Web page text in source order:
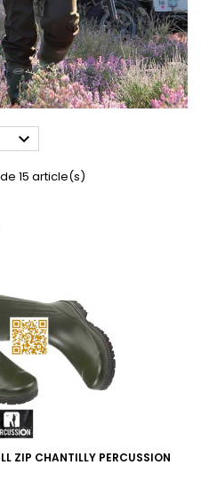

15 article(s)
ZIP CHANTILLY PERCUSSION